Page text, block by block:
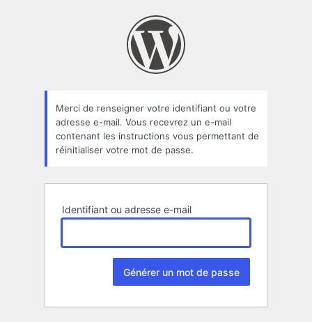
oublié
Merci de renseigner votre identifiant ou votre
adresse e-mail. Vous recevrez un e-mail
contenant les instructions vous permettant de
réinitialiser votre mot de passe.
Identifiant ou adresse e-mail